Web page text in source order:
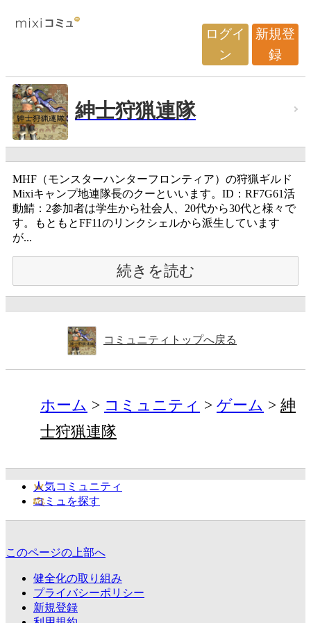
ログイ
ン
新規登
録
紳士狩猟連隊
MHF（モンスターハンターフロンティア）の狩猟ギルド
Mixiキャンプ地連隊長のクーといいます。ID：RF7G61活
動鯖：2参加者は学生から社会人、20代から30代と様々で
す。もともとFF11のリンクシェルから派生しています
が...
続きを読む
コミュニティトップへ戻る
ホーム コミュニティ ゲーム
紳
士狩猟連隊
人気コミュニティ
コミュを探す
このページの上部へ
健全化の取り組み
プライバシーポリシー
新規登録